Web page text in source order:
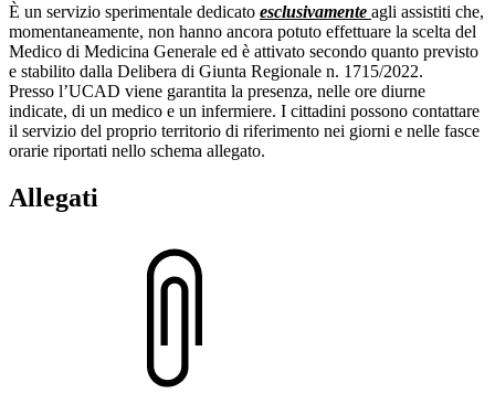
È un servizio sperimentale dedicato esclusivamente agli assistiti che,
momentaneamente, non hanno ancora potuto effettuare la scelta del
Medico di Medicina Generale ed è attivato secondo quanto previsto
e stabilito dalla Delibera di Giunta Regionale n. 1715/2022.
Presso l’UCAD viene garantita la presenza, nelle ore diurne
indicate, di un medico e un infermiere. I cittadini possono contattare
il servizio del proprio territorio di riferimento nei giorni e nelle fasce
orarie riportati nello schema allegato.
Allegati